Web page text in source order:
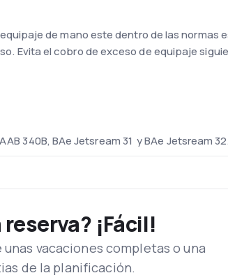
de mano este dentro de las normas
Evita el cobro de exceso de equipaje
340B, BAe Jetsream 31 y BAe Jetsream 32.
de Goloson de La Ceiba. Esta
y nacionales. Adicionalmente,
una playa de estacionamiento que se
servicios charters, de carga y courier.
pasajeros acumulan puntos en cada
¡Fácil!
vacaciones completas o una
de la planificación.